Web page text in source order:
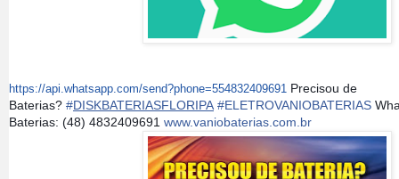
https://api.whatsapp.com/send?phone=554832409691 Precisou de
Baterias? #DISKBATERIASFLORIPA #ELETROVANIOBATERIAS
Baterias: (48) 4832409691 www.vaniobaterias.com.br